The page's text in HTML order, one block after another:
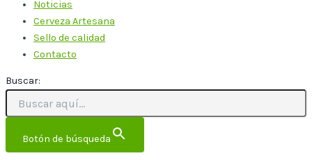
Noticias
Cerveza Artesana
Sello de calidad
Contacto
Buscar:
Botón de búsqueda